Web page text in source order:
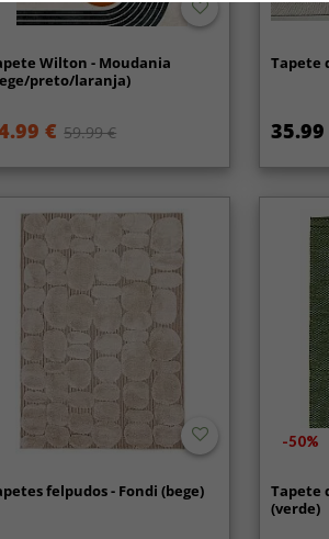
Wilton - Moudania
preto/laranja)
€ 59.99 €
Tapete
35.99
felpudos - Fondi (bege)
-50%
Tapete
(verde)